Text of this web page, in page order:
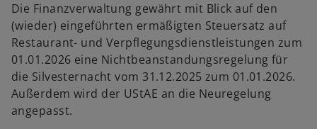
Die Finanzverwaltung gewährt mit Blick auf den
(wieder) eingeführten ermäßigten Steuersatz auf
Restaurant- und Verpflegungsdienstleistungen zum
01.01.2026 eine Nichtbeanstandungsregelung für
die Silvesternacht vom 31.12.2025 zum 01.01.2026.
Außerdem wird der UStAE an die Neuregelung
angepasst.